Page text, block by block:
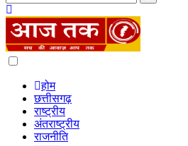
Dark
होम
छत्तीसगढ़
राष्ट्रीय
अंतराष्ट्रीय
राजनीति